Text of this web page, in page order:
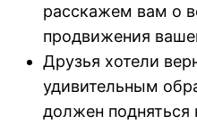
расскажем вам о
продвижения
Друзья хотели
удивительным
должен подняться